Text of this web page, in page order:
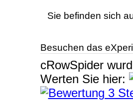
Sie befinden sich
Besuchen das
cRowSpider
Werten Sie hier: